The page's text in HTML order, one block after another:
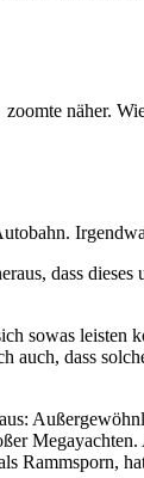
näher.
dass
sowas leisten
auch, dass
Rammsporn,